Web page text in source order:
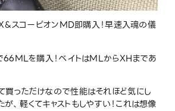
スコーピオンMD即購入！早速入魂の儀
66MLを購入！ベイトはMLからXHまであ
買っただけなので性能はそれほど気にし
、軽くてキャストもしやすい！これは想像